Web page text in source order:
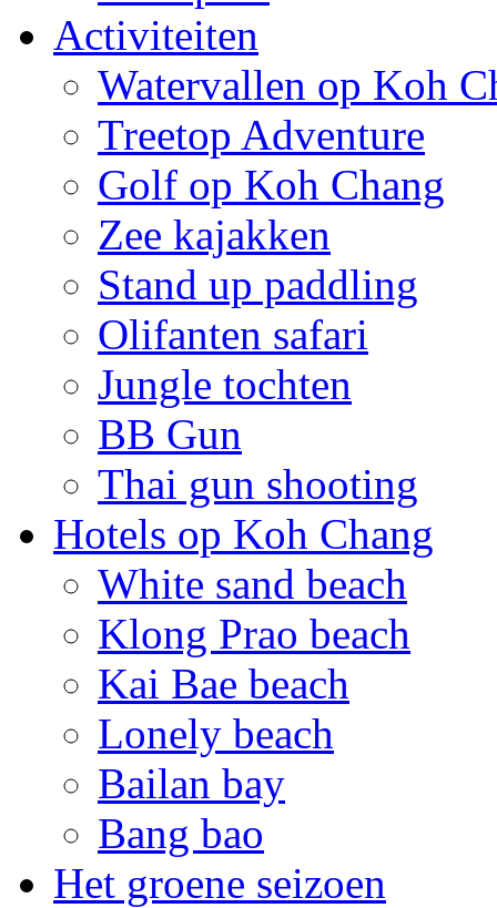
Activiteiten
Watervallen op Koh
Treetop Adventure
Golf op Koh Chang
Zee kajakken
Stand up paddling
Olifanten safari
Jungle tochten
BB Gun
Thai gun shooting
Hotels op Koh Chang
White sand beach
Klong Prao beach
Kai Bae beach
Lonely beach
Bailan bay
Bang bao
Het groene seizoen